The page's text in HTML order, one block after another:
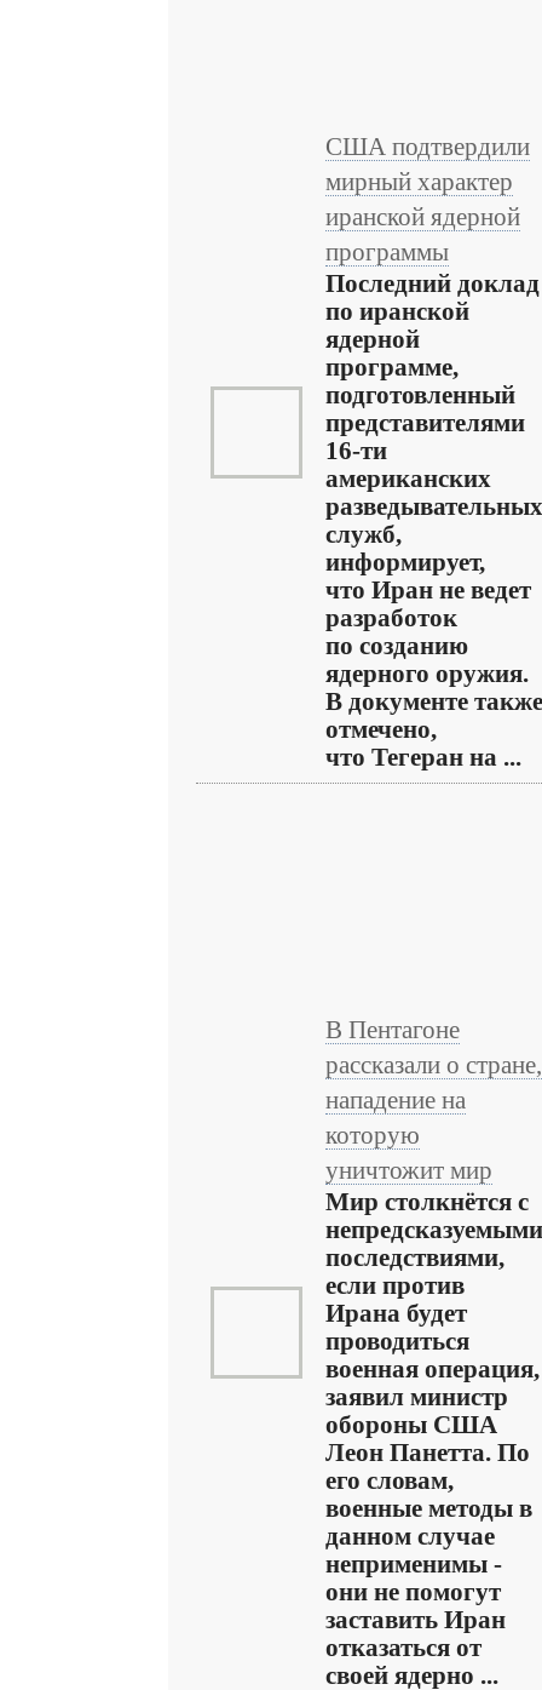
США подтвердили
мирный характер
иранской ядерной
программы
Последний доклад
по иранской
ядерной
программе,
подготовленный
представителями
16-ти
американских
разведывательных
служб,
информирует,
что Иран не ведет
разработок
по созданию
ядерного оружия.
В документе также
отмечено,
что Тегеран на ...
В Пентагоне
рассказали о стране,
нападение на
которую
уничтожит мир
Мир столкнётся с
непредсказуемыми
последствиями,
если против
Ирана будет
проводиться
военная операция,
заявил министр
обороны США
Леон Панетта. По
его словам,
военные методы в
данном случае
неприменимы -
они не помогут
заставить Иран
отказаться от
своей ядерно ...